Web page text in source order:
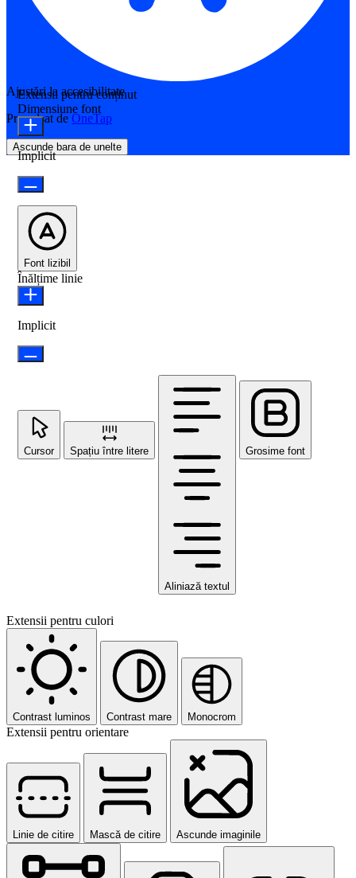
Ajustări la accesibilitate
Propulsat de OneTap
Ascunde bara de unelte
Extensii pentru conținut
Dimensiune font
Implicit
Font lizibil
Înălțime linie
Implicit
Cursor Spațiu între litere
Aliniază textul
Grosime font
Extensii pentru culori
Contrast luminos Contrast mare Monocrom
Extensii pentru orientare
Linie de citire Mască de citire Ascunde imaginile